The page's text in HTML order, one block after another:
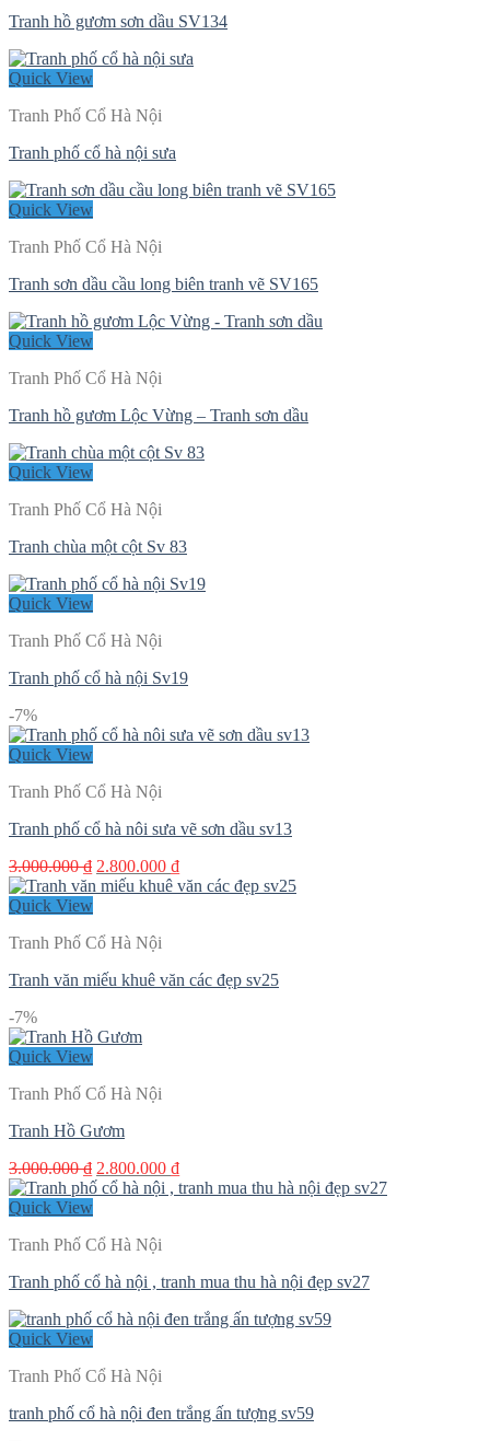
Tranh hồ gươm sơn dầu SV134
Quick View
Tranh Phố Cổ Hà Nội
Tranh phố cổ hà nội sưa
Quick View
Tranh Phố Cổ Hà Nội
Tranh sơn dầu cầu long biên tranh vẽ SV165
Quick View
Tranh Phố Cổ Hà Nội
Tranh hồ gươm Lộc Vừng – Tranh sơn dầu
Quick View
Tranh Phố Cổ Hà Nội
Tranh chùa một cột Sv 83
Quick View
Tranh Phố Cổ Hà Nội
Tranh phố cổ hà nội Sv19
-7%
Quick View
Tranh Phố Cổ Hà Nội
Tranh phố cổ hà nôi sưa vẽ sơn dầu sv13
3.000.000₫ Giá
gốc
2.800.000 ₫Giá
hiện
Quick View
Tranh Phố Cổ Hà Nội
Tranh văn miếu khuê văn các đẹp sv25
-7%
Quick View
Tranh Phố Cổ Hà Nội
Tranh Hồ Gươm
3.000.000₫ Giá
gốc
2.800.000 ₫Giá
hiện
Quick View
Tranh Phố Cổ Hà Nội
Tranh phố cổ hà nội , tranh mua thu hà nội đẹp sv27
Quick View
Tranh Phố Cổ Hà Nội
tranh phố cổ hà nội đen trắng ấn tượng sv59